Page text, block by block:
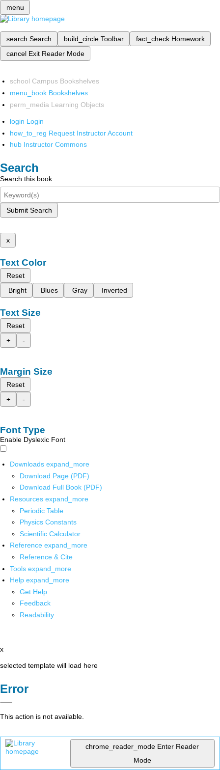
menu
search Search build_circle Toolbar fact_check Homework
cancel Exit Reader Mode
school Campus Bookshelves
menu_book Bookshelves
perm_media Learning Objects
login Login
how_to_reg Request Instructor Account
hub Instructor Commons
Search
Search this book
Submit Search
x
Text Color
Reset
Bright
Blues Gray Inverted
Text Size
Reset
+
-
Margin Size
Reset
+
-
Font Type
Enable Dyslexic Font
Downloads expand_more
Download Page (PDF)
Download Full Book (PDF)
Resources expand_more
Periodic Table
Physics Constants
Scientific Calculator
Reference expand_more
Reference & Cite
Tools expand_more
Help expand_more
Get Help
Feedback
Readability
x
selected template will load here
Error
This action is not available.
chrome_reader_mode Enter Reader
Mode